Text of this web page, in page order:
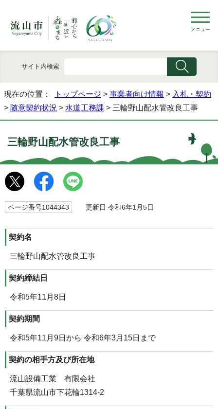
メニュー
サイト内検索
現在の位置： トップページ > 事業者向け情報 > 入札・契約
> 随意契約状況 > 水道工務課 > 三輪野山配水管改良工事
三輪野山配水管改良工事
ページ番号1044343 更新日 令和6年1月5日
契約名
三輪野山配水管改良工事
契約締結日
令和5年11月8日
契約期間
令和5年11月9日から 令和6年3月15日まで
契約の相手方及び所在地
流山設備工業 有限会社
千葉県流山市下花輪1314-2